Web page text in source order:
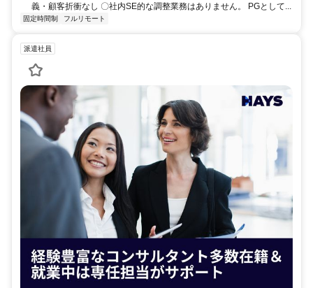
義・顧客折衝なし 〇社内SE的な調整業務はありません。 PGとして...
固定時間制 フルリモート
派遣社員